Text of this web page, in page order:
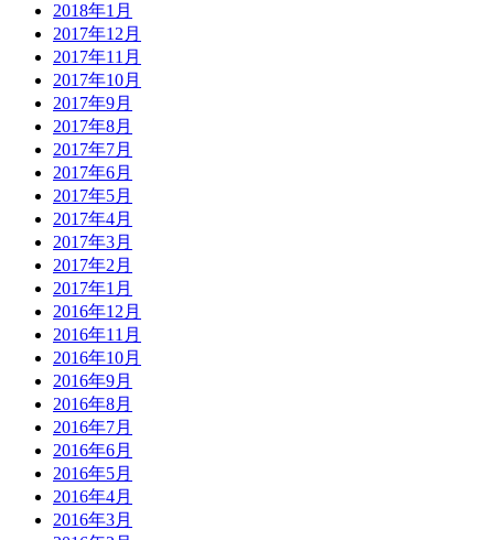
2018年1月
2017年12月
2017年11月
2017年10月
2017年9月
2017年8月
2017年7月
2017年6月
2017年5月
2017年4月
2017年3月
2017年2月
2017年1月
2016年12月
2016年11月
2016年10月
2016年9月
2016年8月
2016年7月
2016年6月
2016年5月
2016年4月
2016年3月